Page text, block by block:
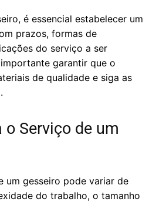
é essencial estabelecer um
prazos, formas de
do serviço a ser
garantir que o
de qualidade e siga as
o Serviço de um
um gesseiro pode variar de
do trabalho, o tamanho